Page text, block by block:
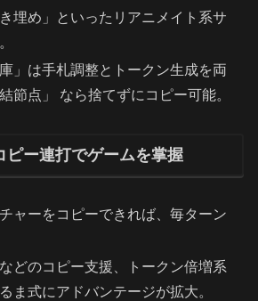
埋め」といったリアニメイト系サ
」は手札調整とトークン生成を両
節点」 なら捨てずにコピー可能。
ピー連打でゲームを掌握
ャーをコピーできれば、毎ターン
どのコピー支援、トークン倍増系
ま式にアドバンテージが拡大。